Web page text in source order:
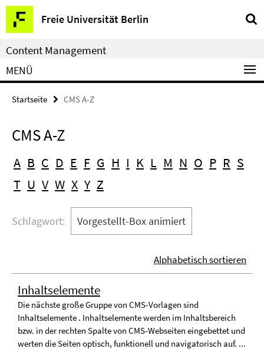
Freie Universität Berlin
Service-
Navigation
Content Management
MENÜ
Startseite CMS A-Z
CMS A-Z
A B C D E F G H I K L M N O P R S
T U V W X Y Z
Schlagwort: Vorgestellt-Box animiert
Alphabetisch sortieren
Inhaltselemente
Die nächste große Gruppe von CMS-Vorlagen sind
Inhaltselemente . Inhaltselemente werden im Inhaltsbereich
bzw. in der rechten Spalte von CMS-Webseiten eingebettet und
werten die Seiten optisch, funktionell und navigatorisch auf. ...